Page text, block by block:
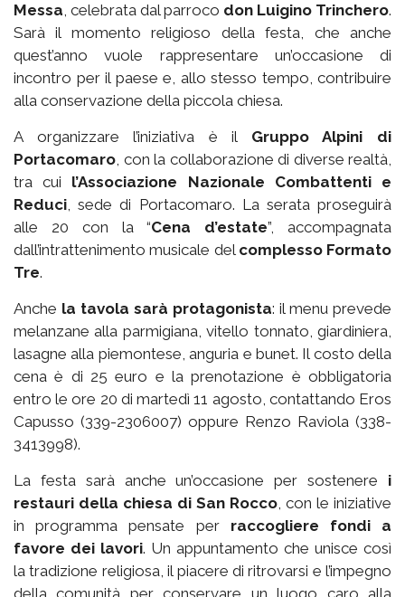
Messa, celebrata dal parroco don Luigino Trinchero.
Sarà il momento religioso della festa, che anche
quest’anno vuole rappresentare un’occasione di
incontro per il paese e, allo stesso tempo, contribuire
alla conservazione della piccola chiesa.
A organizzare l’iniziativa è il Gruppo Alpini di
Portacomaro, con la collaborazione di diverse realtà,
tra cui l’Associazione Nazionale Combattenti e
Reduci, sede di Portacomaro. La serata proseguirà
alle 20 con la “Cena d’estate”, accompagnata
dall’intrattenimento musicale del complesso Formato
Tre.
Anche la tavola sarà protagonista: il menu prevede
melanzane alla parmigiana, vitello tonnato, giardiniera,
lasagne alla piemontese, anguria e bunet. Il costo della
cena è di 25 euro e la prenotazione è obbligatoria
entro le ore 20 di martedì 11 agosto, contattando Eros
Capusso (339-2306007) oppure Renzo Raviola (338-
3413998).
La festa sarà anche un’occasione per sostenere i
restauri della chiesa di San Rocco, con le iniziative
in programma pensate per raccogliere fondi a
favore dei lavori. Un appuntamento che unisce così
la tradizione religiosa, il piacere di ritrovarsi e l’impegno